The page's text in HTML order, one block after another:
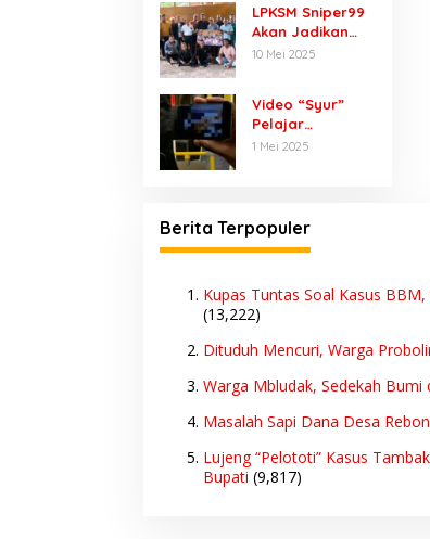
Inovasi Digital
LPKSM Sniper99
Akan Jadikan
Wartawan dan
Masalah
Perlindungan
Konsumen Akan
10 Mei 2025
Video “Syur”
Pelajar
Purwodadi
Sekali Lihat
1 Mei 2025
Berita Terpopuler
Kupas Tuntas Soal Kasus
(13,222)
Dituduh Mencuri, Warga
Warga Mbludak, Sedekah Bumi
Masalah Sapi Dana Desa
Lujeng “Pelototi” Kasus
Bupati (9,817)